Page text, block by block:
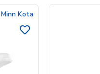
Minn Kota